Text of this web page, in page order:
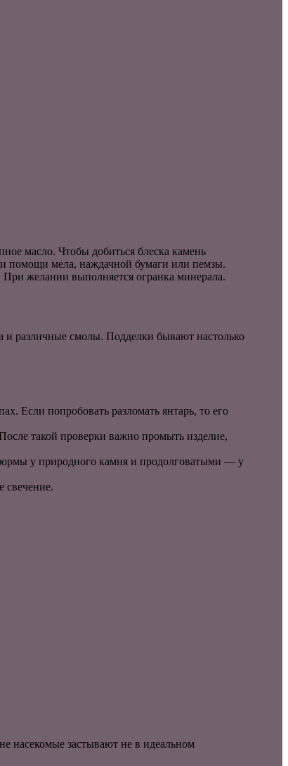
масло. Чтобы добиться блеска камень
помощи мела, наждачной бумаги или пемзы.
желании выполняется огранка минерала.
и различные смолы. Подделки бывают настолько
Если попробовать разломать янтарь, то его
такой проверки важно промыть изделие,
у природного камня и продолговатыми — у
свечение.
насекомые застывают не в идеальном